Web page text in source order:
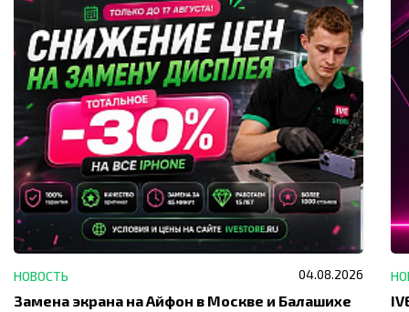
НОВОСТЬ 04.08.2026
Замена экрана на Айфон в Москве и Балашихе